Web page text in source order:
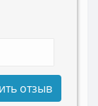
отзыв